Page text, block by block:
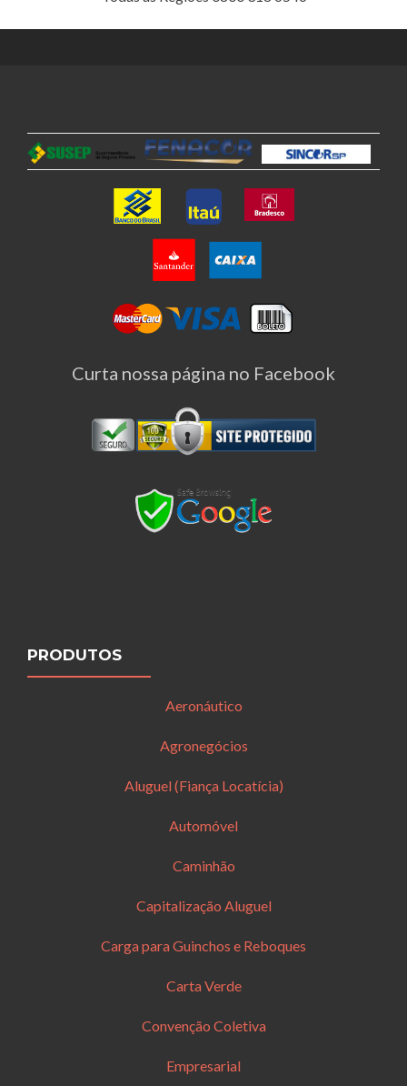
Curta nossa página no Facebook
PRODUTOS
Aeronáutico
Agronegócios
Aluguel (Fiança Locatícia)
Automóvel
Caminhão
Capitalização Aluguel
Carga para Guinchos e Reboques
Carta Verde
Convenção Coletiva
Empresarial